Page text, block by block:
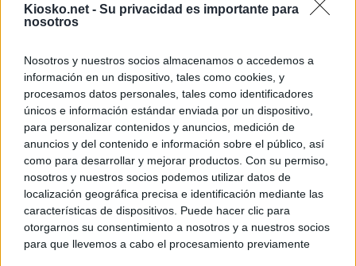
Kiosko.net - Su privacidad es importante para
nosotros
Nosotros y nuestros socios almacenamos o accedemos a
información en un dispositivo, tales como cookies, y
procesamos datos personales, tales como identificadores
únicos e información estándar enviada por un dispositivo,
para personalizar contenidos y anuncios, medición de
anuncios y del contenido e información sobre el público, así
como para desarrollar y mejorar productos. Con su permiso,
nosotros y nuestros socios podemos utilizar datos de
localización geográfica precisa e identificación mediante las
características de dispositivos. Puede hacer clic para
otorgarnos su consentimiento a nosotros y a nuestros socios
para que llevemos a cabo el procesamiento previamente